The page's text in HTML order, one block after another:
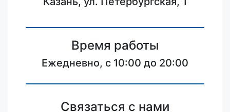
Время работы
Ежедневно, с 10:00 до 20:00
Связаться с нами